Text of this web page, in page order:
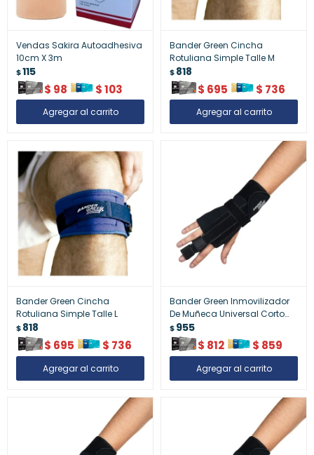
Vendas Sakira Autoadhesiva
10cm X 3m
$115
$ 98 $103
Bander Green Cincha
Rotuliana Simple Talle M
$818
$ 695 $ 736
Bander Green Cincha
Rotuliana Simple Talle L
$818
$ 695 $ 736
Bander Green Inmovilizador
De Muñeca Universal Corto
Talle S
$955
$ 812 $ 859